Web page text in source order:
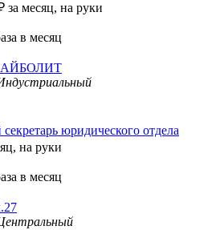
за месяц, на руки
в месяц
юридического отдела
на руки
в месяц